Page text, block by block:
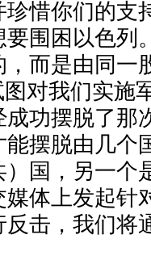
惜你们的支
围困以色列
而是由同一
对我们实施
功摆脱了那
摆脱由几个
国，另一个
体上发起针
击，我们将